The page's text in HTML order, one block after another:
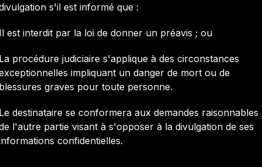
s'il est informé que :
est interdit par la loi de donner un préavis ; ou
procédure judiciaire s'applique à des circonstances
impliquant un danger de mort ou de
graves pour toute personne.
destinataire se conformera aux demandes raisonnables
l'autre partie visant à s'opposer à la divulgation de ses
confidentielles.